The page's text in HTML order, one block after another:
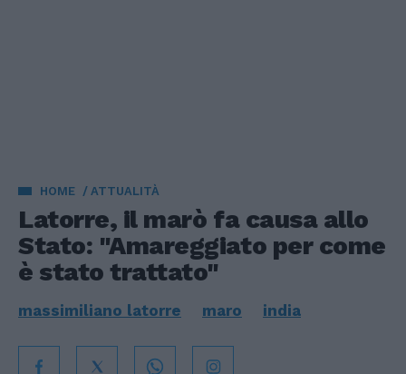
HOME ATTUALITÀ
Latorre, il marò fa causa allo
Stato: "Amareggiato per come
è stato trattato"
massimiliano latorre maro india